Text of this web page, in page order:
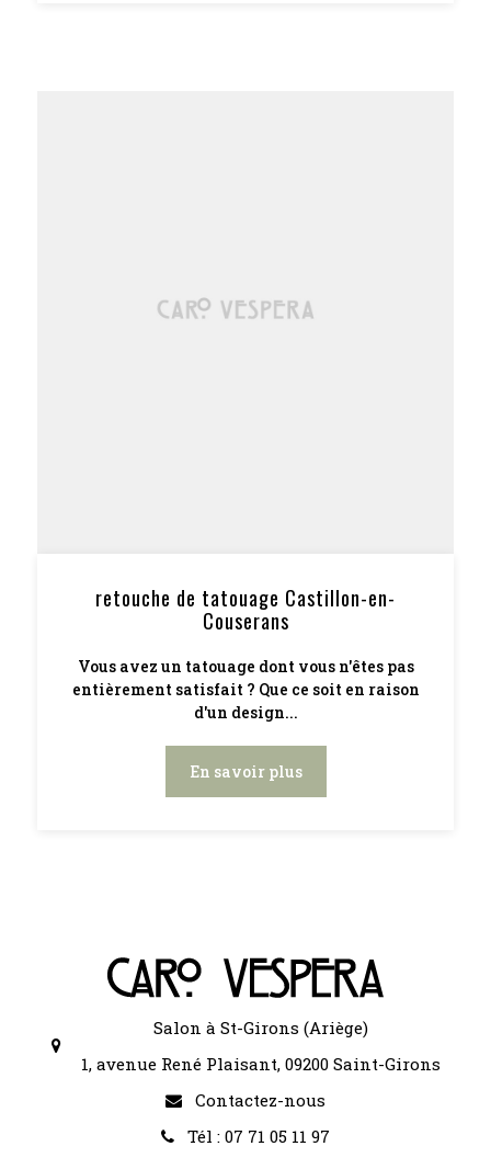
retouche de tatouage Castillon-en-
Couserans
Vous avez un tatouage dont vous n'êtes pas
entièrement satisfait ? Que ce soit en raison
d'un design...
En savoir plus
Salon à St-Girons (Ariège)
1, avenue René Plaisant, 09200 Saint-Girons
Contactez-nous
Tél : 07 71 05 11 97